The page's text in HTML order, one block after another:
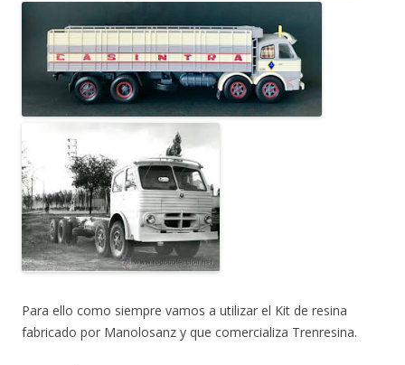
Para ello como siempre vamos a utilizar el Kit de resina
fabricado por Manolosanz y que comercializa Trenresina.